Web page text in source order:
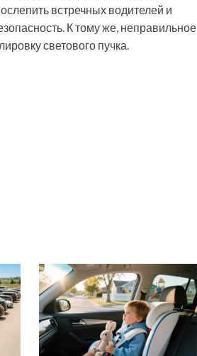
встречных водителей и
К тому же, неправильное
светового пучка.